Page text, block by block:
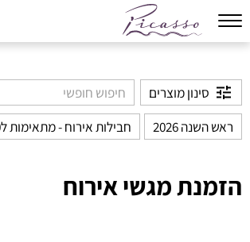
סינון מוצרים
ראש השנה 2026
חבילות אירוח - מתאימות ל20 איש
הזמנת מגשי אירוח